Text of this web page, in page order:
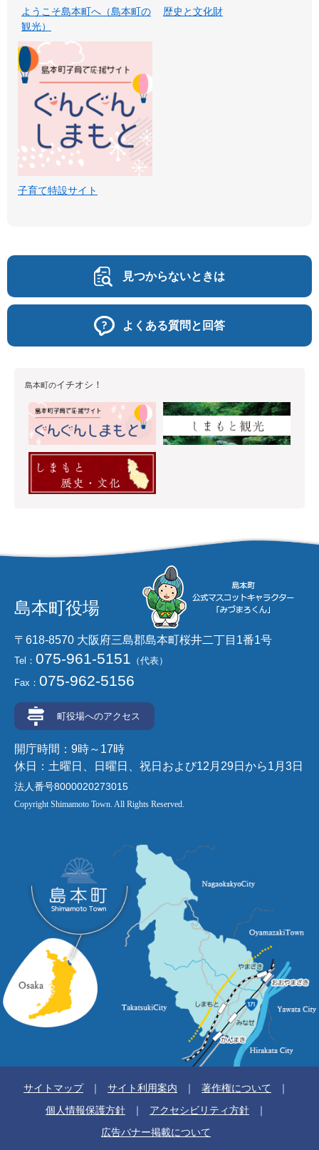
ようこそ島本町へ（島本町の
観光）
歴史と文化財
子育て特設サイト
見つからないときは
よくある質問と回答
島本町のイチオシ！
島本町役場
〒618-8570 大阪府三島郡島本町桜井二丁目1番1号
Tel： 075-961-5151 （代表）
Fax： 075-962-5156
町役場へのアクセス
開庁時間：9時～17時
休日：土曜日、日曜日、祝日および12月29日から1月3日
法人番号8000020273015
Copyright Shimamoto Town. All Rights Reserved.
サイトマップ サイト利用案内
著作権について
個人情報保護方針
アクセシビリティ方針
広告バナー掲載について